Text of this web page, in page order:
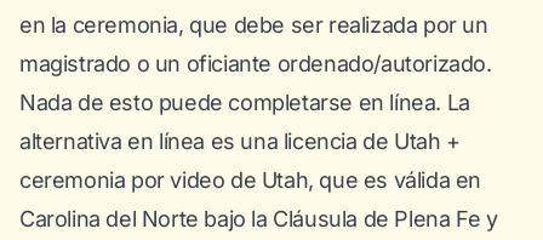
en la ceremonia, que debe ser realizada por un
magistrado o un oficiante ordenado/autorizado.
Nada de esto puede completarse en línea. La
alternativa en línea es una licencia de Utah +
ceremonia por video de Utah, que es válida en
Carolina del Norte bajo la Cláusula de Plena Fe y